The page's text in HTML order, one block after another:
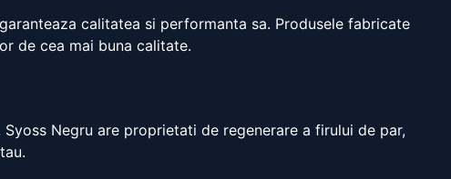
calitatea si performanta sa. Produsele fabricate
de cea mai buna calitate.
Negru are proprietati de regenerare a firului de par,